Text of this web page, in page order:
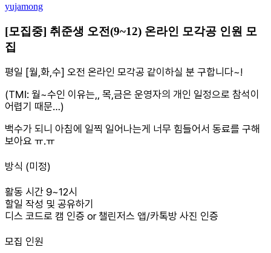
yujamong
[모집중] 취준생 오전(9~12) 온라인 모각공 인원 모
집
평일 [월,화,수] 오전 온라인 모각공 같이하실 분 구합니다~!
(TMI: 월~수인 이유는,, 목,금은 운영자의 개인 일정으로 참석이
어렵기 때문…)
백수가 되니 아침에 일찍 일어나는게 너무 힘들어서 동료를 구해
보아요 ㅠ.ㅠ
방식 (미정)
활동 시간 9~12시
할일 작성 및 공유하기
디스 코드로 캠 인증 or 챌린저스 앱/카톡방 사진 인증
모집 인원